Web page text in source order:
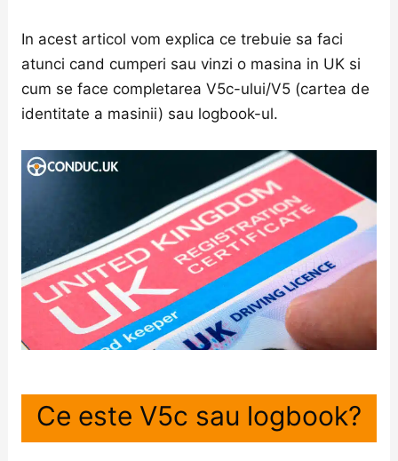
In acest articol vom explica ce trebuie sa faci
atunci cand cumperi sau vinzi o masina in UK si
cum se face completarea V5c-ului/V5 (cartea de
identitate a masinii) sau logbook-ul.
Ce este V5c sau logbook?